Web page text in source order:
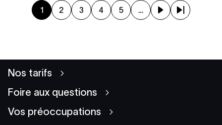
Page courante
1
Page
2
Page
3
Page
4
Page
5 …
Page suivante
Dernière page
Nos tarifs
Foire aux questions
Vos préoccupations